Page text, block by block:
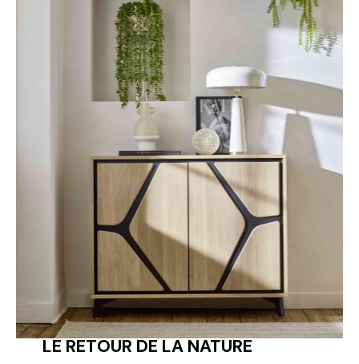
LE RETOUR DE LA NATURE